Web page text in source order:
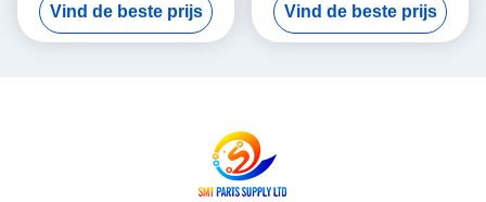
raad PNF0A1-AA
N610102505AA
Vind de beste prijs
Motor P50BA2002BXS3C 3
HD Light Weight
Vind de beste prijs